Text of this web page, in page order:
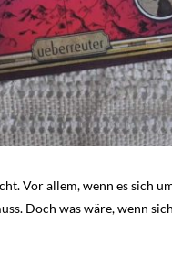
Vor allem, wenn es sich
Doch was wäre, wenn